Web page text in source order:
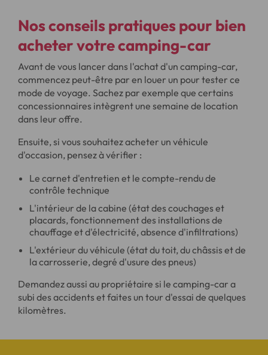
Nos conseils pratiques pour bien
acheter votre camping-car
Avant de vous lancer dans l'achat d'un camping-car,
commencez peut-être par en louer un pour tester ce
mode de voyage. Sachez par exemple que certains
concessionnaires intègrent une semaine de location
dans leur offre.
Ensuite, si vous souhaitez acheter un véhicule
d'occasion, pensez à vérifier :
Le carnet d'entretien et le compte-rendu de
contrôle technique
L'intérieur de la cabine (état des couchages et
placards, fonctionnement des installations de
chauffage et d'électricité, absence d'infiltrations)
L'extérieur du véhicule (état du toit, du châssis et de
la carrosserie, degré d'usure des pneus)
Demandez aussi au propriétaire si le camping-car a
subi des accidents et faites un tour d'essai de quelques
kilomètres.